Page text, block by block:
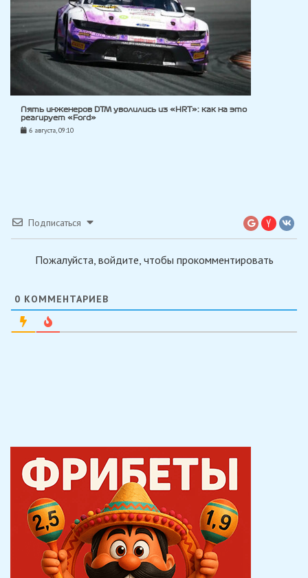
Пять инженеров DTM уволились из «HRT»: как на это
реагирует «Ford»
6 августа, 09:10
Подписаться
Пожалуйста, войдите, чтобы прокомментировать
0 КОММЕНТАРИЕВ